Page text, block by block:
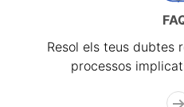
Resol els teus dubtes
processos